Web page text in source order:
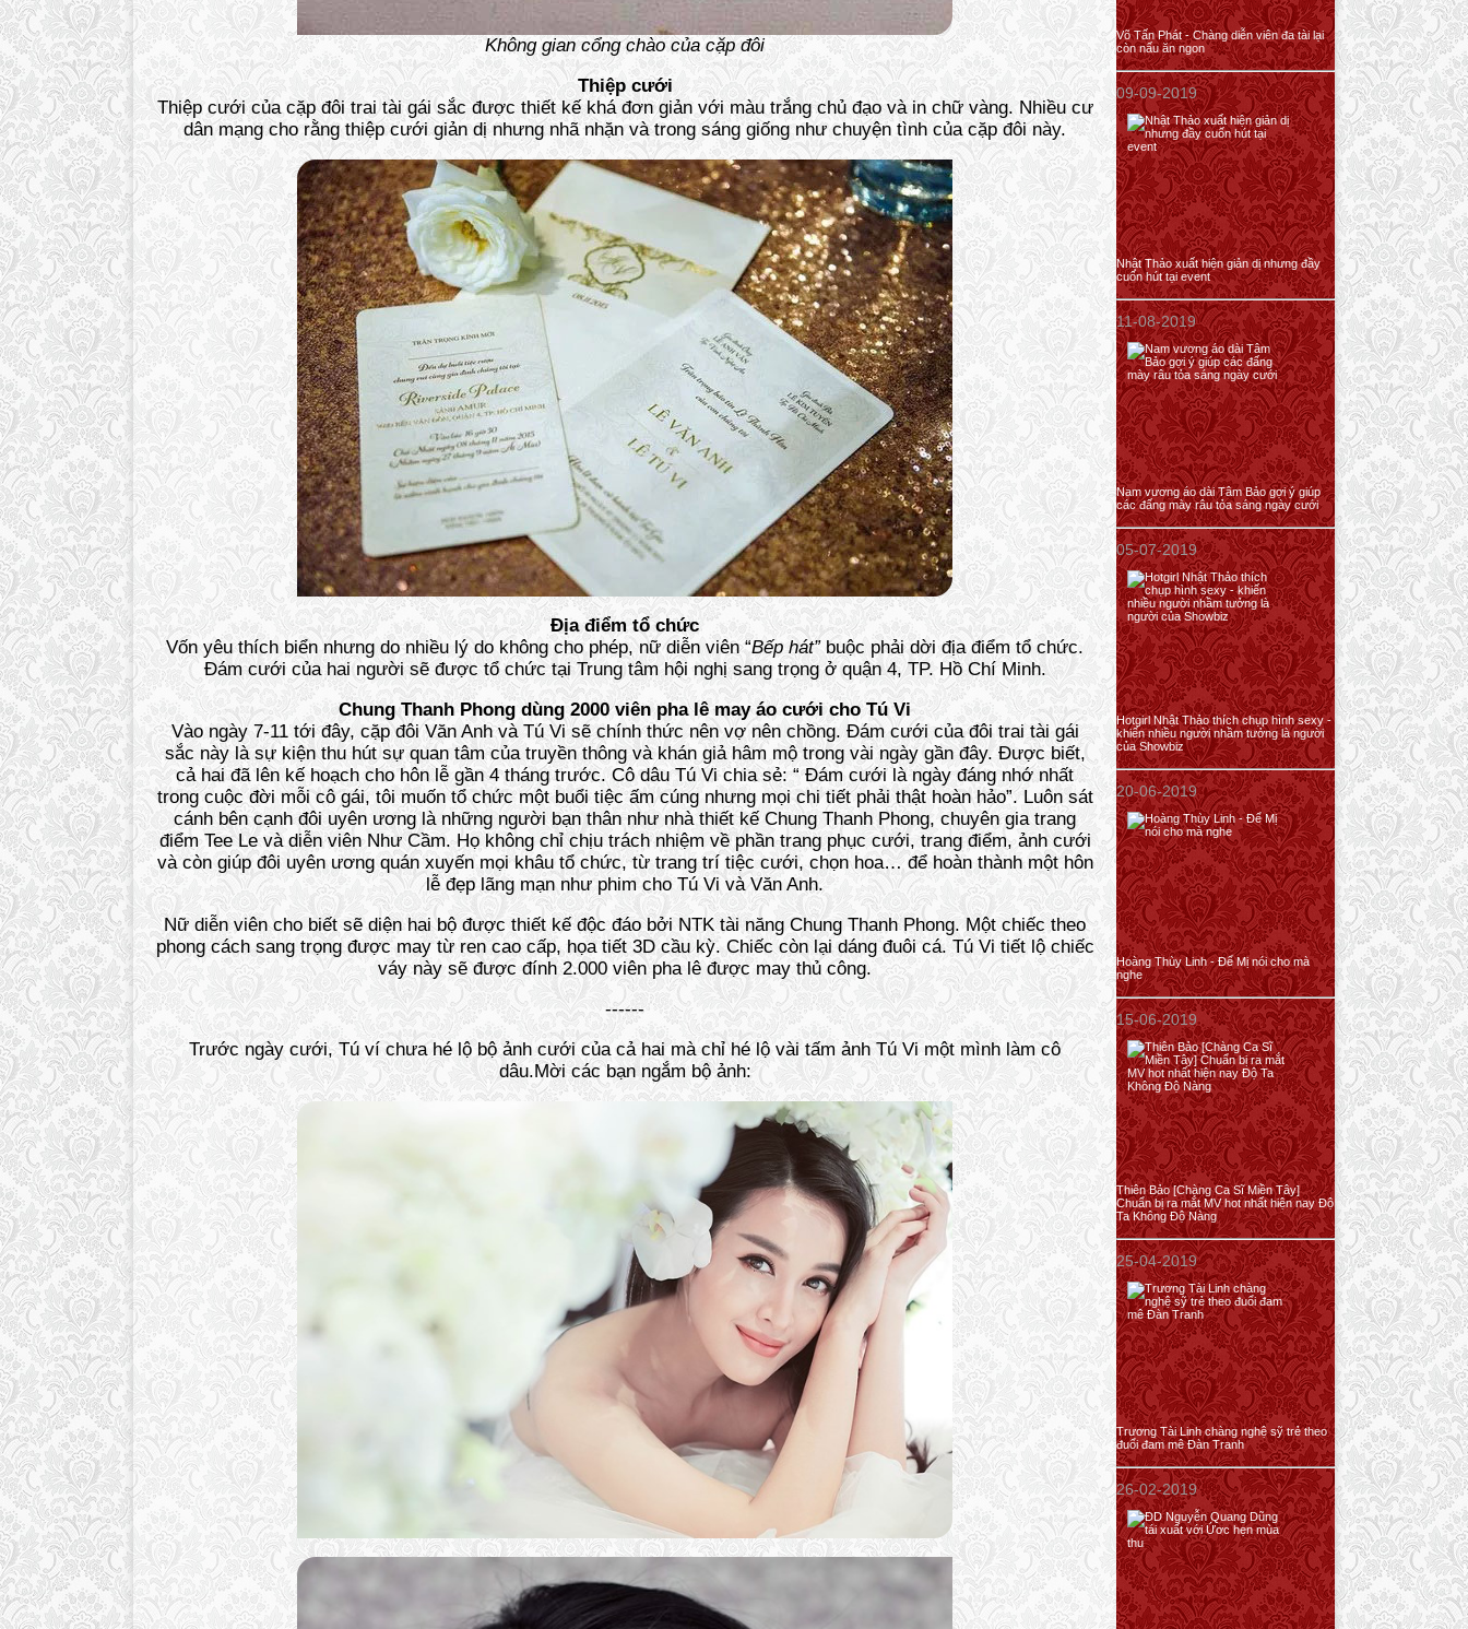
Không gian cổng chào của cặp đôi
Thiệp cưới
Thiệp cưới của cặp đôi trai tài gái sắc được thiết kế khá đơn giản với màu trắng chủ đạo và in chữ vàng. Nhiều cư
dân mạng cho rằng thiệp cưới giản dị nhưng nhã nhặn và trong sáng giống như chuyện tình của cặp đôi này.
Địa điểm tổ chức
Vốn yêu thích biển nhưng do nhiều lý do không cho phép, nữ diễn viên “Bếp hát”buộc phải dời địa điểm tổ chức.
Đám cưới của hai người sẽ được tổ chức tại Trung tâm hội nghị sang trọng ở quận 4, TP. Hồ Chí Minh.
Chung Thanh Phong dùng 2000 viên pha lê may áo cưới cho Tú Vi
Vào ngày 7-11 tới đây, cặp đôi Văn Anh và Tú Vi sẽ chính thức nên vợ nên chồng. Đám cưới của đôi trai tài gái
sắc này là sự kiện thu hút sự quan tâm của truyền thông và khán giả hâm mộ trong vài ngày gần đây. Được biết,
cả hai đã lên kế hoạch cho hôn lễ gần 4 tháng trước. Cô dâu Tú Vi chia sẻ: “ Đám cưới là ngày đáng nhớ nhất
trong cuộc đời mỗi cô gái, tôi muốn tổ chức một buổi tiệc ấm cúng nhưng mọi chi tiết phải thật hoàn hảo”. Luôn sát
cánh bên cạnh đôi uyên ương là những người bạn thân như nhà thiết kế Chung Thanh Phong, chuyên gia trang
điểm Tee Le và diễn viên Như Cầm. Họ không chỉ chịu trách nhiệm về phần trang phục cưới, trang điểm, ảnh cưới
và còn giúp đôi uyên ương quán xuyến mọi khâu tổ chức, từ trang trí tiệc cưới, chọn hoa… để hoàn thành một hôn
lễ đẹp lãng mạn như phim cho Tú Vi và Văn Anh.
Nữ diễn viên cho biết sẽ diện hai bộ được thiết kế độc đáo bởi NTK tài năng Chung Thanh Phong. Một chiếc theo
phong cách sang trọng được may từ ren cao cấp, họa tiết 3D cầu kỳ. Chiếc còn lại dáng đuôi cá. Tú Vi tiết lộ chiếc
váy này sẽ được đính 2.000 viên pha lê được may thủ công.
------
Trước ngày cưới, Tú ví chưa hé lộ bộ ảnh cưới của cả hai mà chỉ hé lộ vài tấm ảnh Tú Vi một mình làm cô
dâu.Mời các bạn ngắm bộ ảnh:
Võ Tấn Phát - Chàng diễn viên đa tài lại
còn nấu ăn ngon
09-09-2019
Nhật Thảo xuất hiện giản dị nhưng đầy
cuốn hút tại event
11-08-2019
Nam vương áo dài Tâm Bảo gợi ý giúp
các đấng mày râu tỏa sáng ngày cưới
05-07-2019
Hotgirl Nhật Thảo thích chụp hình sexy -
khiến nhiều người nhầm tưởng là người
của Showbiz
20-06-2019
Hoàng Thùy Linh - Để Mị nói cho mà
nghe
15-06-2019
Thiên Bảo [Chàng Ca Sĩ Miền Tây]
Chuẩn bị ra mắt MV hot nhất hiện nay Độ
Ta Không Độ Nàng
25-04-2019
Trương Tài Linh chàng nghệ sỹ trẻ theo
đuổi đam mê Đàn Tranh
26-02-2019